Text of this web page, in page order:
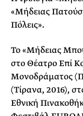
«Μήδειας
Πόλεις».
Το «Μήδειας
στο Θέατρο Επί
Μονοδράματος
(Τίρανα, 2016),
Εθνική